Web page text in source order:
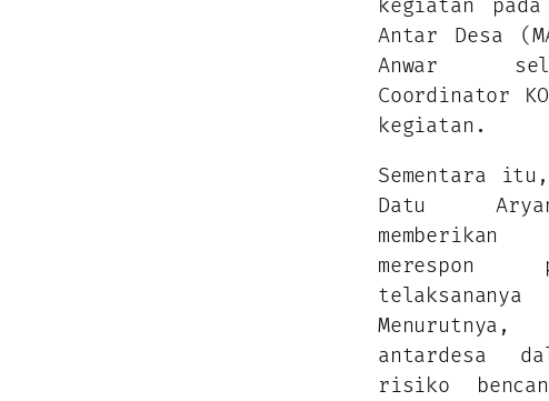
kegiatan pada
Antar Desa
Anwar
Coordinator
kegiatan.
Sementara itu,
Datu
antardesa
risiko